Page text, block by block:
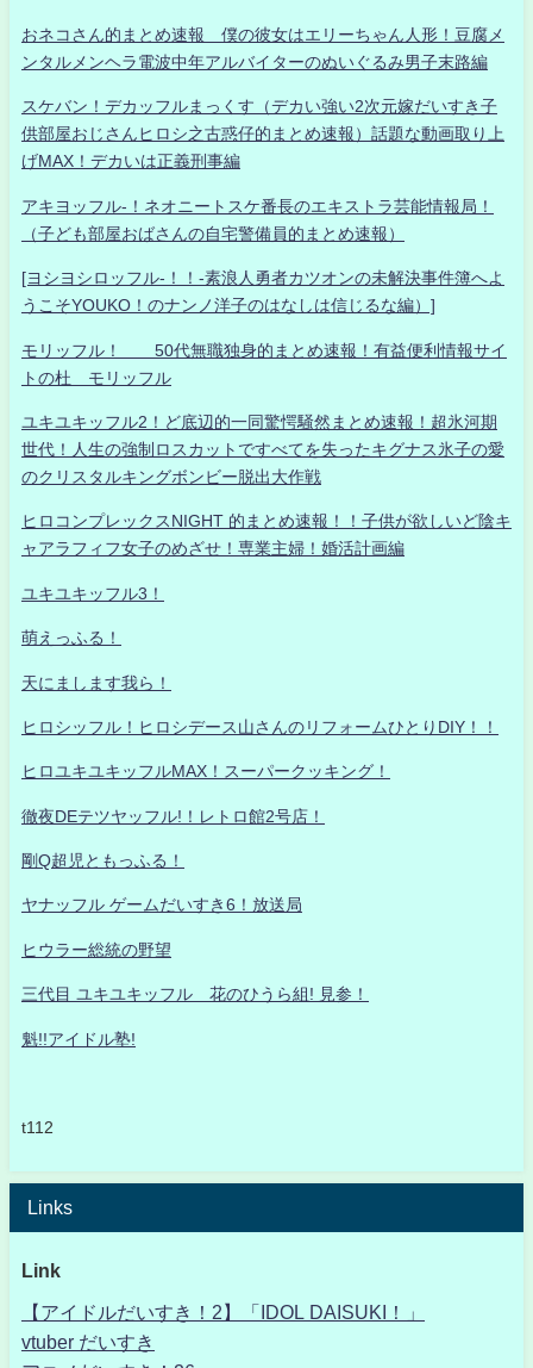
おネコさん的まとめ速報 僕の彼女はエリーちゃん人形！豆腐メ
ンタルメンヘラ電波中年アルバイターのぬいぐるみ男子末路編
スケバン！デカッフルまっくす（デカい強い2次元嫁だいすき子
供部屋おじさんヒロシ之古惑仔的まとめ速報）話題な動画取り上
げMAX！デカいは正義刑事編
アキヨッフル-！ネオニートスケ番長のエキストラ芸能情報局！
（子ども部屋おばさんの自宅警備員的まとめ速報）
[ヨシヨシロッフル-！！-素浪人勇者カツオンの未解決事件簿へよ
うこそYOUKO！のナンノ洋子のはなしは信じるな編）]
モリッフル！ 50代無職独身的まとめ速報！有益便利情報サイ
トの杜 モリッフル
ユキユキッフル2！ど底辺的一同驚愕騒然まとめ速報！超氷河期
世代！人生の強制ロスカットですべてを失ったキグナス氷子の愛
のクリスタルキングボンビー脱出大作戦
ヒロコンプレックスNIGHT 的まとめ速報！！子供が欲しいど陰キ
ャアラフィフ女子のめざせ！専業主婦！婚活計画編
ユキユキッフル3！
萌えっふる！
天にまします我ら！
ヒロシッフル！ヒロシデース山さんのリフォームひとりDIY！！
ヒロユキユキッフルMAX！スーパークッキング！
徹夜DEテツヤッフル!！レトロ館2号店！
剛Q超児ともっふる！
ヤナッフル ゲームだいすき6！放送局
ヒウラー総統の野望
三代目 ユキユキッフル 花のひうら組! 見参！
魁!!アイドル塾!
t112
Links
Link
【アイドルだいすき！2】「IDOL DAISUKI！」
vtuber だいすき